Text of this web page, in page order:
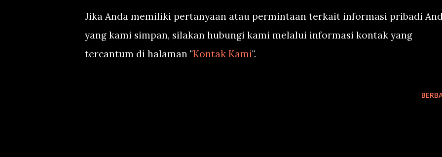
Jika Anda memiliki pertanyaan atau permintaan terkait informasi pribadi
yang kami simpan, silakan hubungi kami melalui informasi kontak yang
tercantum di halaman "Kontak Kami".